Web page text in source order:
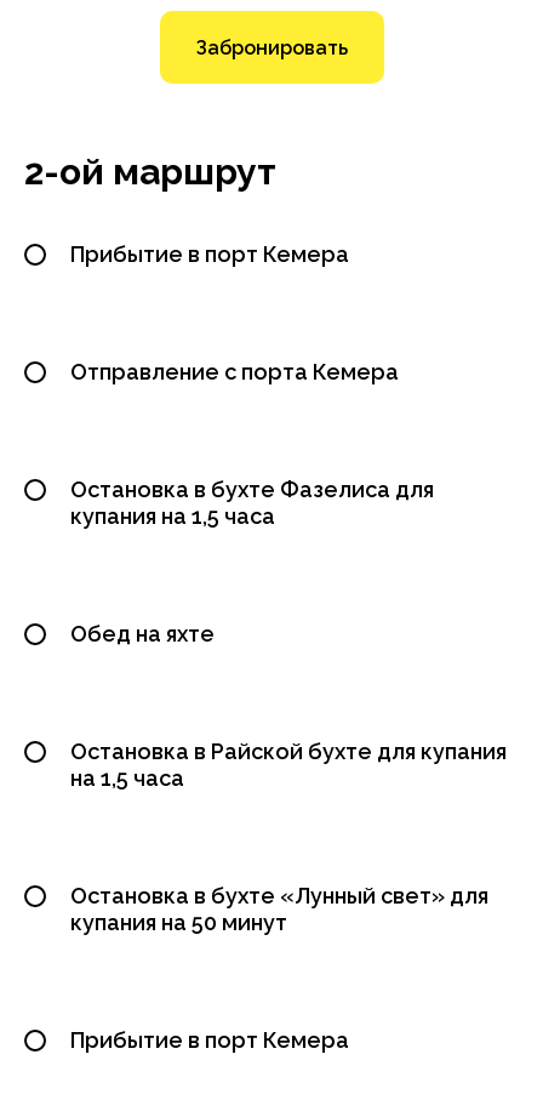
Забронировать
2-ой маршрут
Прибытие в порт Кемера
Отправление с порта Кемера
Остановка в бухте Фазелиса для
купания на 1,5 часа
Обед на яхте
Остановка в Райской бухте для купания
на 1,5 часа
Остановка в бухте «Лунный свет» для
купания на 50 минут
Прибытие в порт Кемера